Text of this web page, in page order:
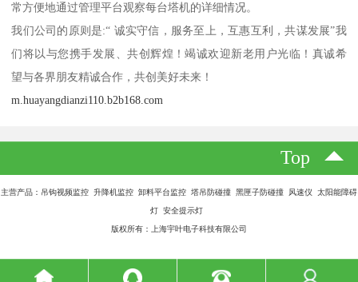
常方便地通过管理平台观察每台塔机的详细情况。
我们公司的原则是:“ 诚实守信，服务至上，互惠互利，共谋发展”我
们将以与您携手发展、共创辉煌！竭诚欢迎新老用户光临！真诚希
望与各界朋友精诚合作，共创美好未来！
m.huayangdianzi110.b2b168.com
Top
主营产品：吊钩视频监控 升降机监控 卸料平台监控 塔吊防碰撞 黑匣子防碰撞 风速仪 太阳能障碍
灯 安全提示灯
版权所有：上海宇叶电子科技有限公司